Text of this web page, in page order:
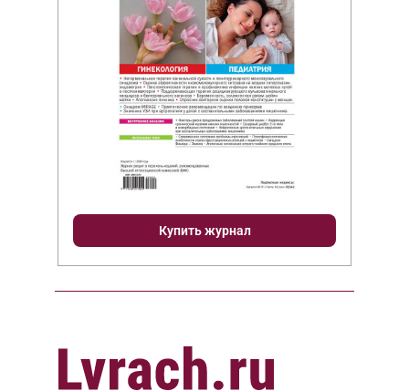
Купить журнал